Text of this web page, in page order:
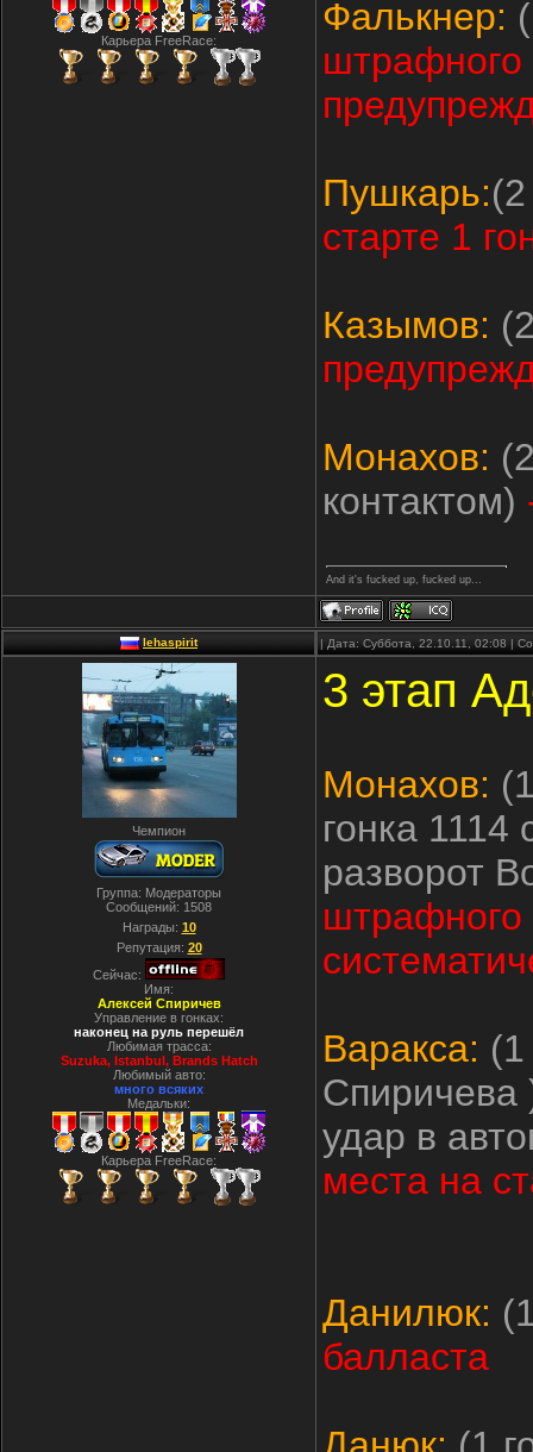
Карьера FreeRace:
Фалькнер:
штрафного
Пушкарь:
старте 1
Казымов:
Монахов:
контактом)
And it's fucked up, fucked up...
lehaspirit | Дата: Суббота, 22.10.11, 02:08 |
Чемпион
Группа: Модераторы
Сообщений: 1508
Награды: 10
Репутация: 20
Сейчас:
Имя:
Алексей Спиричев
Управление в гонках:
наконец на руль перешёл
Любимая трасса:
Suzuka, Istanbul, Вrands Hatch
Любимый авто:
много всяких
Медальки:
Карьера FreeRace:
3 этап
Монахов:
гонка 1114
разворот
штрафного
Варакса:
Спиричева
удар в
места на
Данилюк:
балласта